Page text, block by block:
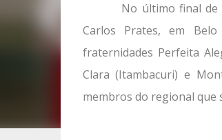
No último final de
Carlos Prates, em Belo
fraternidades Perfeita
Clara (Itambacuri) e
membros do regional que